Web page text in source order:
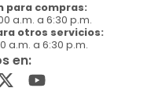
para compras:
a.m. a 6:30 p.m.
otros servicios:
a.m. a 6:30 p.m.
en: